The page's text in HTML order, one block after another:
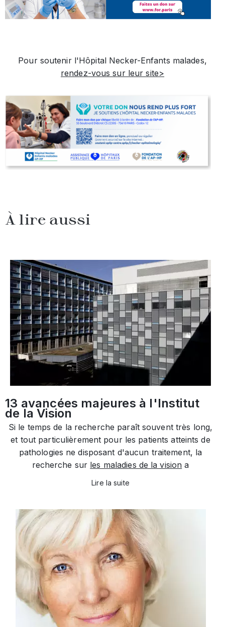
Pour soutenir l'Hôpital Necker-Enfants malades,
rendez-vous sur leur site>
À lire aussi
13 avancées majeures à l'Institut
de la Vision
Si le temps de la recherche paraît souvent très long,
et tout particulièrement pour les patients atteints de
pathologies ne disposant d'aucun traitement, la
recherche sur les maladies de la vision a
Lire la suite